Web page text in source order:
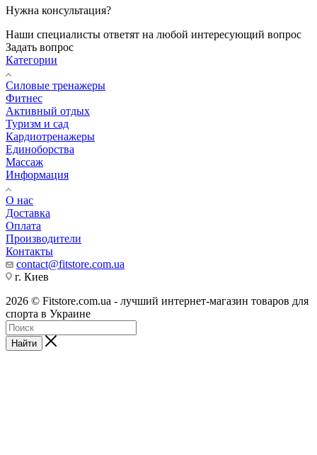
Нужна консультация?
Наши специалисты ответят на любой интересующий вопрос
Задать вопрос
Категории
Силовые тренажеры
Фитнес
Активный отдых
Туризм и сад
Кардиотренажеры
Единоборства
Массаж
Информация
О нас
Доставка
Оплата
Производители
Контакты
contact@fitstore.com.ua
г. Киев
2026 © Fitstore.com.ua - лучший интернет-магазин товаров для
спорта в Украине
Найти